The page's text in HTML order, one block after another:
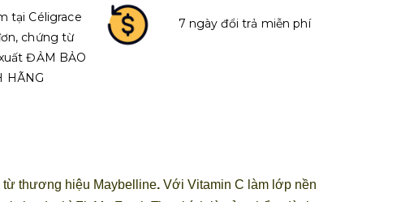
tại Céligrace
chứng từ
ĐẢM BẢO
HÃNG
7 ngày đổi trả miễn phí
từ thương hiệu Maybelline. Với Vitamin C làm lớp nền